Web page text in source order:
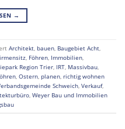
→
Architekt bauen Baugebiet Acht
Föhren Immobilien
Region Trier IRT Massivbau
Ostern planen richtig wohnen
Schweich Verkauf,
Weyer Bau und Immobilien